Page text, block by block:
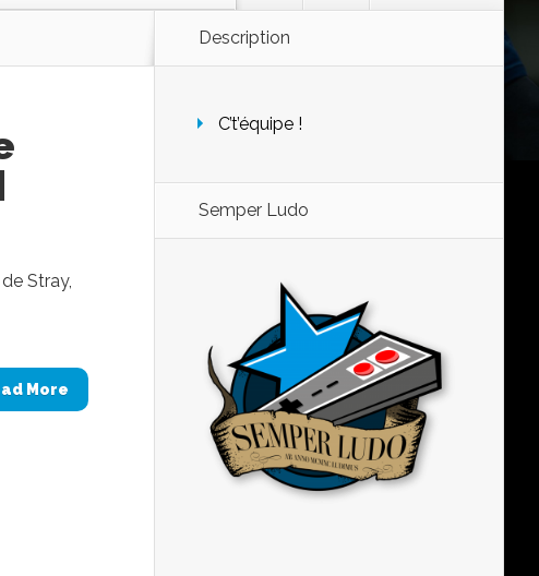
Stray,
More
Description
C’t’équipe !
Semper Ludo